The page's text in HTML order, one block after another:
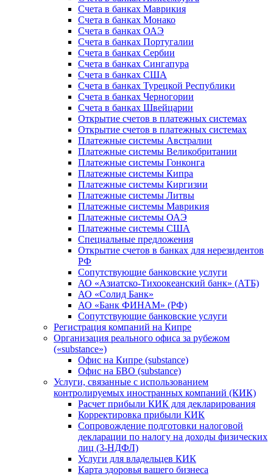
Счета в банках Маврикия
Счета в банках Монако
Счета в банках ОАЭ
Счета в банках Португалии
Счета в банках Сербии
Счета в банках Сингапура
Счета в банках США
Счета в банках Турецкой Республики
Счета в банках Черногории
Счета в банках Швейцарии
Открытие счетов в платежных системах
Открытие счетов в платежных системах
Платежные системы Австралии
Платежные системы Великобритании
Платежные системы Гонконга
Платежные системы Кипра
Платежные системы Киргизии
Платежные системы Литвы
Платежные системы Маврикия
Платежные системы ОАЭ
Платежные системы США
Специальные предложения
Открытие счетов в банках для нерезидентов
РФ
Сопутствующие банковские услуги
АО «Азиатско-Тихоокеанский банк» (АТБ)
АО «Солид Банк»
АО «Банк ФИНАМ» (РФ)
Сопутствующие банковские услуги
Регистрация компаний на Кипре
Организация реального офиса за рубежом
(«substance»)
Офис на Кипре (substance)
Офис на БВО (substance)
Услуги, связанные с использованием
контролируемых иностранных компаний (КИК)
Расчет прибыли КИК для декларирования
Корректировка прибыли КИК
Сопровождение подготовки налоговой
декларации по налогу на доходы физических
лиц (3-НДФЛ)
Услуги для владельцев КИК
Карта здоровья вашего бизнеса